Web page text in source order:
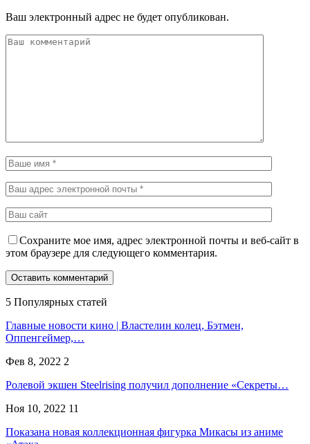
Ваш электронный адрес не будет опубликован.
Сохраните мое имя, адрес электронной почты и веб-сайт в
этом браузере для следующего комментария.
5 Популярных статей
Главные новости кино | Властелин колец, Бэтмен,
Оппенгеймер,…
Фев 8, 2022 2
Ролевой экшен Steelrising получил дополнение «Секреты…
Ноя 10, 2022 11
Показана новая коллекционная фигурка Микасы из аниме